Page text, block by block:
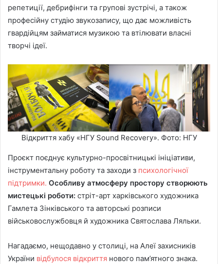
репетиції, дебрифінги та групові зустрічі, а також
професійну студію звукозапису, що дає можливість
гвардійцям займатися музикою та втілювати власні
творчі ідеї.
Відкриття хабу «НГУ Sound Recovery». Фото: НГУ
Проєкт поєднує культурно-просвітницькі ініціативи,
інструментальну роботу та заходи з психологічної
підтримки. Особливу атмосферу простору створюють
мистецькі роботи: стріт-арт харківського художника
Гамлета Зінківського та авторські розписи
військовослужбовця й художника Святослава Ляльки.
Нагадаємо, нещодавно у столиці, на Алеї захисників
України відбулося відкриття нового пам’ятного знака.